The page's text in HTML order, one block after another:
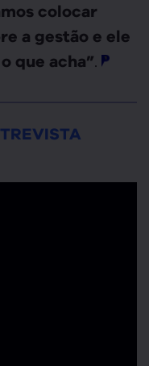
colocar
a gestão e ele
que acha”.